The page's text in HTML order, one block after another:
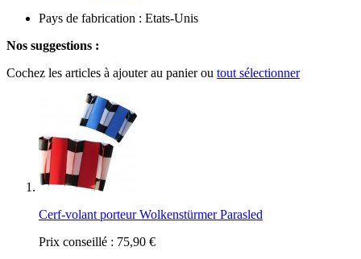
Pays de fabrication : Etats-Unis
Nos suggestions :
Cochez les articles à ajouter au panier ou tout sélectionner
Cerf-volant porteur Wolkenstürmer Parasled
Prix conseillé : 75,90 €